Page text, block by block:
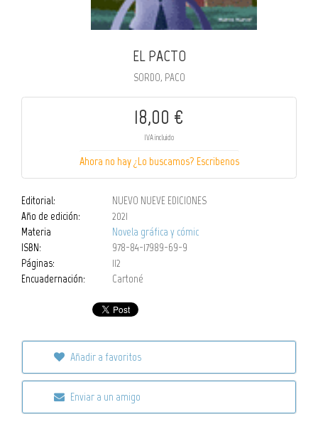
EL PACTO
SORDO, PACO
18,00 €
IVA incluido
Ahora no hay ¿Lo buscamos? Escribenos
Editorial:
NUEVO NUEVE EDICIONES
Año de edición:
2021
Materia
Novela gráfica y cómic
ISBN:
978-84-17989-69-9
Páginas:
112
Encuadernación:
Cartoné
Añadir a favoritos
Enviar a un amigo